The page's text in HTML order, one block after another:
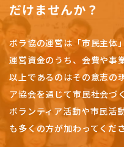
だけませんか？
ボラ協の運営は「市民主体
運営資金のうち、会費や事
以上であるのはその意志の
ア協会を通じて市民社会づ
ボランティア活動や市民活
も多くの方が加わってくだ